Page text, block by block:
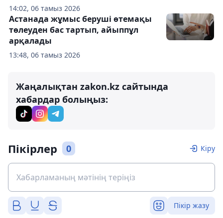
14:02, 06 тамыз 2026
13:48, 06 тамыз 2026
Астанада жұмыс беруші өтемақы
төлеуден бас тартып, айыппұл
арқалады
Жаңалықтан zakon.kz сайтында
хабардар болыңыз:
Пікірлер 0 Кіру
Пікір жазу